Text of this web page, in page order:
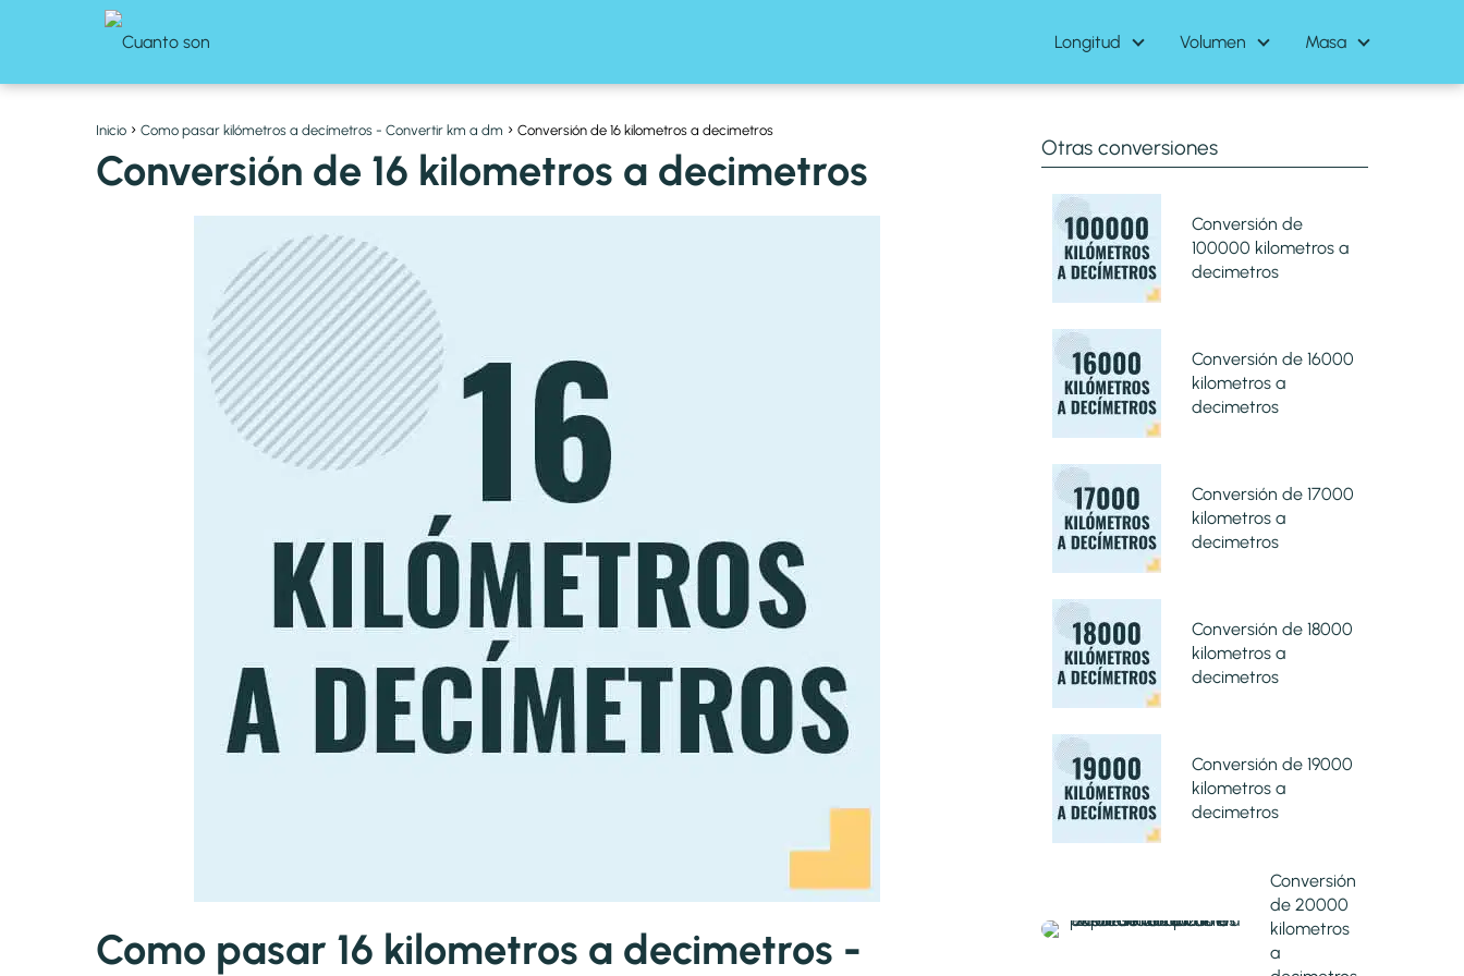
Longitud Volumen Masa
Inicio Como pasar kilómetros a decímetros - Convertir km a dm Conversión de 16 kilometros a decimetros
Conversión de 16 kilometros a decimetros
Como pasar 16 kilometros a decimetros -
Otras conversiones
Conversión de
100000 kilometros a
decimetros
Conversión de 16000
kilometros a
decimetros
Conversión de 17000
kilometros a
decimetros
Conversión de 18000
kilometros a
decimetros
Conversión de 19000
kilometros a
decimetros
Conversión
de 20000
kilometros
a